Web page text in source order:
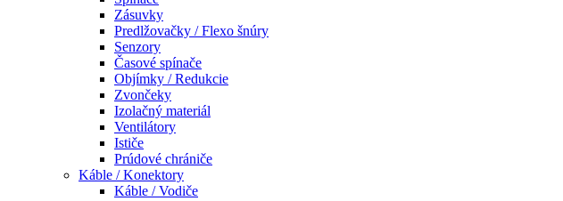
Zásuvky
Predlžovačky / Flexo šnúry
Senzory
Časové spínače
Objímky / Redukcie
Zvončeky
Izolačný materiál
Ventilátory
Ističe
Prúdové chrániče
Káble / Konektory
Káble / Vodiče